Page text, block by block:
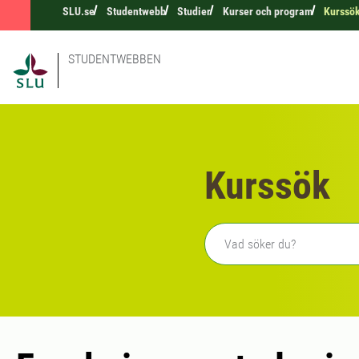
SLU.se Studentwebb Studier Kurser och program
STUDENTWEBBEN
Kurssök
Fritext sökning